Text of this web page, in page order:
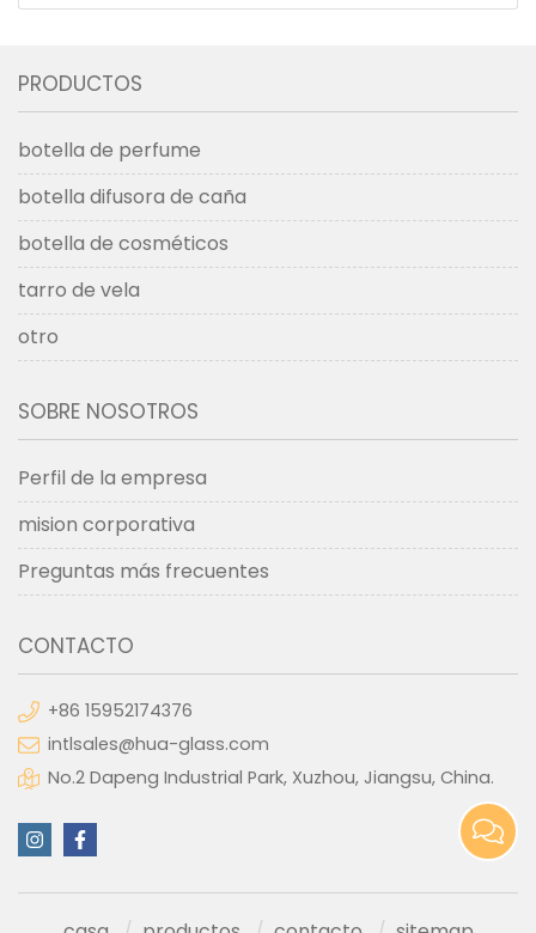
PRODUCTOS
botella de perfume
botella difusora de caña
botella de cosméticos
tarro de vela
otro
SOBRE NOSOTROS
Perfil de la empresa
mision corporativa
Preguntas más frecuentes
CONTACTO
+86 15952174376
intlsales@hua-glass.com
No.2 Dapeng Industrial Park, Xuzhou, Jiangsu, China.